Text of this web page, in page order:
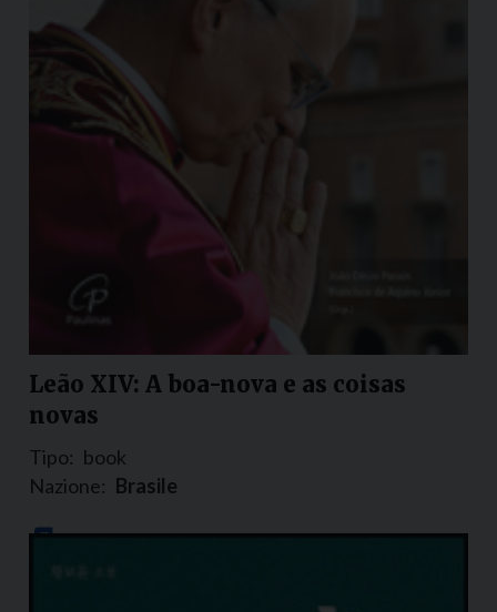
Leão XIV: A boa-nova e as coisas
novas
Tipo: book
Nazione: Brasile